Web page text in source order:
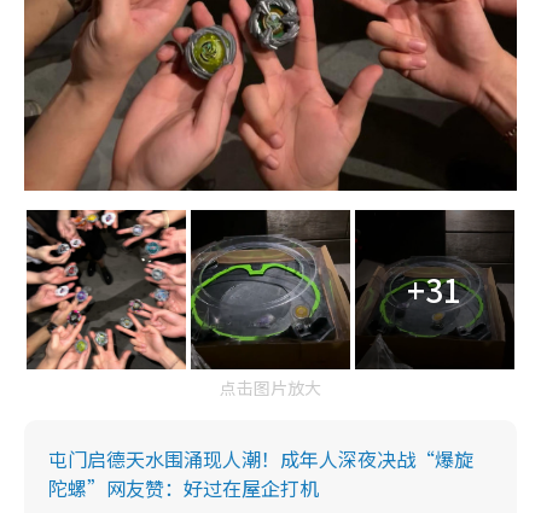
+31
点击图片放大
屯门启德天水围涌现人潮！成年人深夜决战“爆旋
陀螺”网友赞：好过在屋企打机